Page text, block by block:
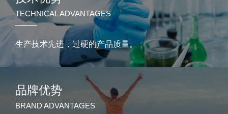
TECHNICAL ADVANTAGES
生产技术先进，过硬的产品质量。
品牌优势
BRAND ADVANTAGES